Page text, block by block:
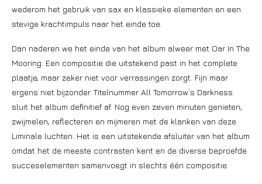
wederom het gebruik van sax en klassieke elementen en een
stevige krachtimpuls naar het einde toe.
Dan naderen we het einde van het album alweer met Oar In The
Mooring. Een compositie die uitstekend past in het complete
plaatje, maar zeker niet voor verrassingen zorgt. Fijn maar
ergens niet bijzonder. Titelnummer All Tomorrow’s Darkness
sluit het album definitief af. Nog even zeven minuten genieten,
zwijmelen, reflecteren en mijmeren met de klanken van deze
Liminale luchten. Het is een uitstekende afsluiter van het album
omdat het de meeste contrasten kent en de diverse beproefde
succeselementen samenvoegt in slechts één compositie.